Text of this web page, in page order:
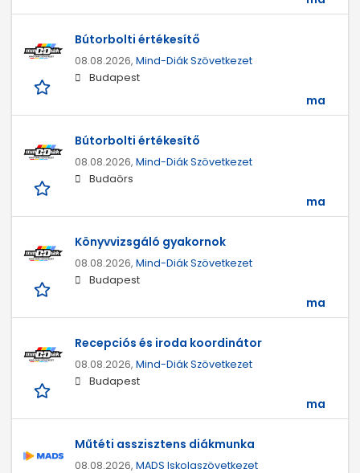
Bútorbolti értékesítő
08.08.2026, Mind-Diák Szövetkezet
Budapest
ma
Bútorbolti értékesítő
08.08.2026, Mind-Diák Szövetkezet
Budaörs
ma
Könyvvizsgáló gyakornok
08.08.2026, Mind-Diák Szövetkezet
Budapest
ma
Recepciós és iroda koordinátor
08.08.2026, Mind-Diák Szövetkezet
Budapest
ma
Műtéti asszisztens diákmunka
08.08.2026, MADS Iskolaszövetkezet